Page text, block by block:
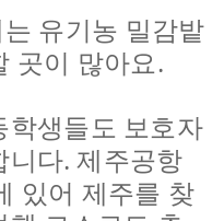
유기농 밀감밭
곳이 많아요 .
학생들도 보호자
니다.제주공항
있어 제주를 찾